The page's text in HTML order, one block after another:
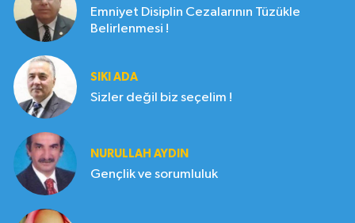
Emniyet Disiplin Cezalarının Tüzükle
Belirlenmesi !
SIKI ADA
Sizler değil biz seçelim !
NURULLAH AYDIN
Gençlik ve sorumluluk